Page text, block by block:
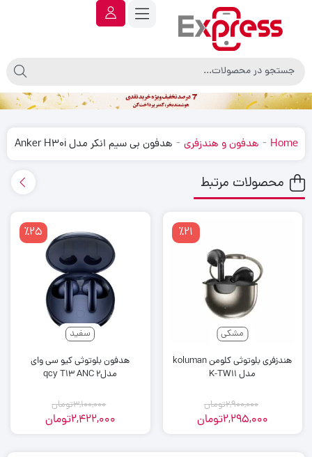
Home
- هدفون و هندزفری - هدفون بی سیم انکر مدل Anker H30i
محصولات مرتبط
مشکی
٪21
هندزفری بلوتوثی کلومن koluman
مدل K-TW11
2,900,000تومان
2,295,000تومان
سفید
٪25
هدفون بلوتوثی کیو سی وای
مدلqcy T13 ANC 2
3,100,000تومان
2,422,000تومان